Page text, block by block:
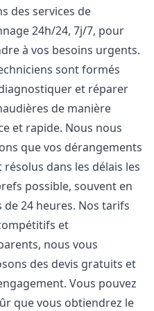
des services de
24h/24, 7j/7, pour
à vos besoins urgents.
sont formés
et réparer
de manière
et rapide. Nous nous
que vos dérangements
résolus dans les délais les
possible, souvent en
de 24 heures. Nos tarifs
et
nous vous
des devis gratuits et
Vous pouvez
que vous obtiendrez le